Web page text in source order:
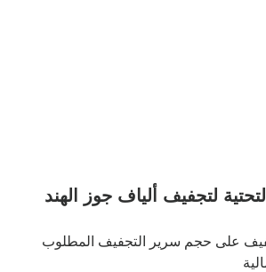
لتجفيف ألياف جوز الهند
على حجم سرير التجفيف المطلوب